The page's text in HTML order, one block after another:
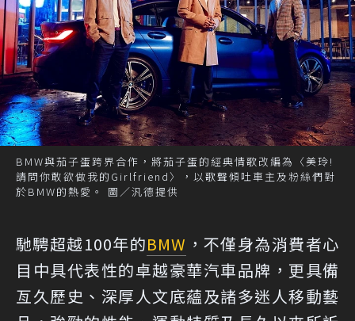
BMW與茄子蛋跨界合作，將茄子蛋的經典情歌改編為〈美玲!
請問你敢欲做我的Girlfriend〉，以歌聲傾吐車主及粉絲們對
於BMW的熱愛。 圖／汎德提供
馳騁超越100年的BMW ，不僅身為消費者心
目中具代表性的卓越豪華汽車品牌，更具備
亙久歷史、深厚人文底蘊及諸多迷人移動藝